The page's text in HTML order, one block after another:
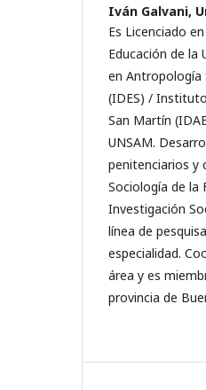
Iván Galvani,
Es Licenciado
Educación de la
en Antropología
(IDES) /
San Martín
UNSAM.
penitenciarios y
Sociología de la
Investigación
línea de
especialidad.
área y es
provincia de